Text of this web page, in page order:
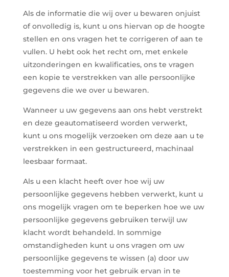
Als de informatie die wij over u bewaren onjuist
of onvolledig is, kunt u ons hiervan op de hoogte
stellen en ons vragen het te corrigeren of aan te
vullen. U hebt ook het recht om, met enkele
uitzonderingen en kwalificaties, ons te vragen
een kopie te verstrekken van alle persoonlijke
gegevens die we over u bewaren.
Wanneer u uw gegevens aan ons hebt verstrekt
en deze geautomatiseerd worden verwerkt,
kunt u ons mogelijk verzoeken om deze aan u te
verstrekken in een gestructureerd, machinaal
leesbaar formaat.
Als u een klacht heeft over hoe wij uw
persoonlijke gegevens hebben verwerkt, kunt u
ons mogelijk vragen om te beperken hoe we uw
persoonlijke gegevens gebruiken terwijl uw
klacht wordt behandeld. In sommige
omstandigheden kunt u ons vragen om uw
persoonlijke gegevens te wissen (a) door uw
toestemming voor het gebruik ervan in te